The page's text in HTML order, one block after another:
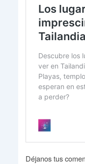
Déjanos tus